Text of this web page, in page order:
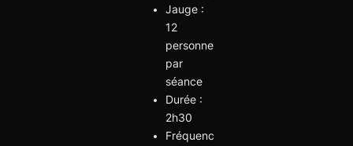
Jauge :
12
personne
par
séance
Durée :
2h30
Fréquenc